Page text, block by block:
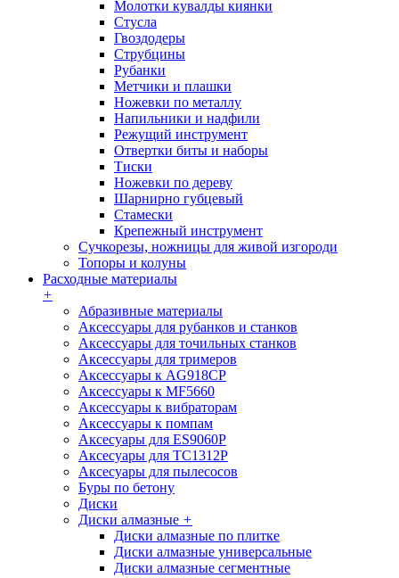
Молотки кувалды киянки
Стусла
Гвоздодеры
Струбцины
Рубанки
Метчики и плашки
Ножевки по металлу
Напильники и надфили
Режущий инструмент
Отвертки биты и наборы
Тиски
Ножевки по дереву
Шарнирно губцевый
Стамески
Крепежный инструмент
Сучкорезы, ножницы для живой изгороди
Топоры и колуны
Расходные материалы
+
Абразивные материалы
Аксессуары для рубанков и станков
Аксессуары для точильных станков
Аксессуары для тримеров
Аксессуары к AG918CP
Аксессуары к MF5660
Аксессуары к вибраторам
Аксессуары к помпам
Аксесуары для ES9060P
Аксесуары для TC1312P
Аксесуары для пылесосов
Буры по бетону
Диски
Диски алмазные +
Диски алмазные по плитке
Диски алмазные универсальные
Диски алмазные сегментные